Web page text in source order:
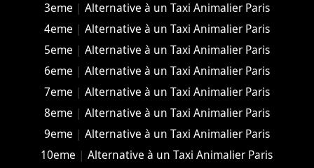
3eme | Alternative à un Taxi Animalier Paris
4eme | Alternative à un Taxi Animalier Paris
5eme | Alternative à un Taxi Animalier Paris
6eme | Alternative à un Taxi Animalier Paris
7eme | Alternative à un Taxi Animalier Paris
8eme | Alternative à un Taxi Animalier Paris
9eme | Alternative à un Taxi Animalier Paris
10eme |Alternative à un Taxi Animalier Paris